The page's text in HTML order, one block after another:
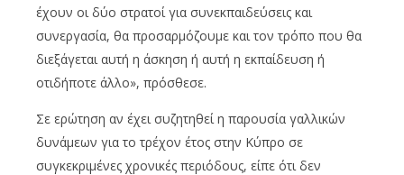
έχουν οι δύο στρατοί για συνεκπαιδεύσεις και
συνεργασία, θα προσαρμόζουμε και τον τρόπο που θα
διεξάγεται αυτή η άσκηση ή αυτή η εκπαίδευση ή
οτιδήποτε άλλο», πρόσθεσε.
Σε ερώτηση αν έχει συζητηθεί η παρουσία γαλλικών
δυνάμεων για το τρέχον έτος στην Κύπρο σε
συγκεκριμένες χρονικές περιόδους, είπε ότι δεν